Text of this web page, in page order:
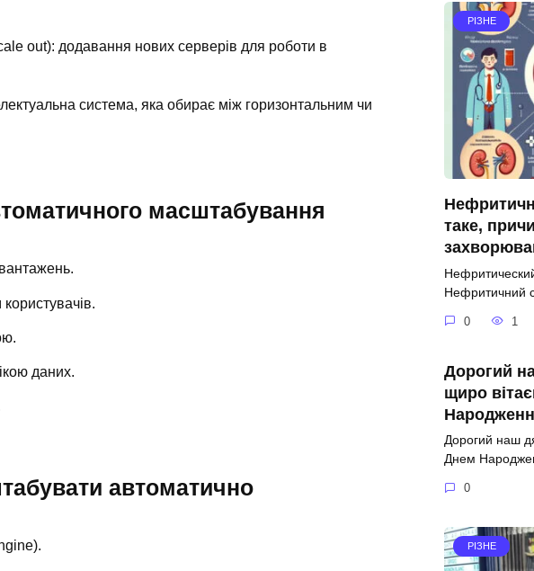
out): додавання нових серверів для роботи в
система, яка обирає між горизонтальним чи
масштабування
даних.
автоматично
РІЗНЕ
таке,
Нефритичний
0 1
Дорогий
щиро
Дорогий наш
Днем
0
РІЗНЕ